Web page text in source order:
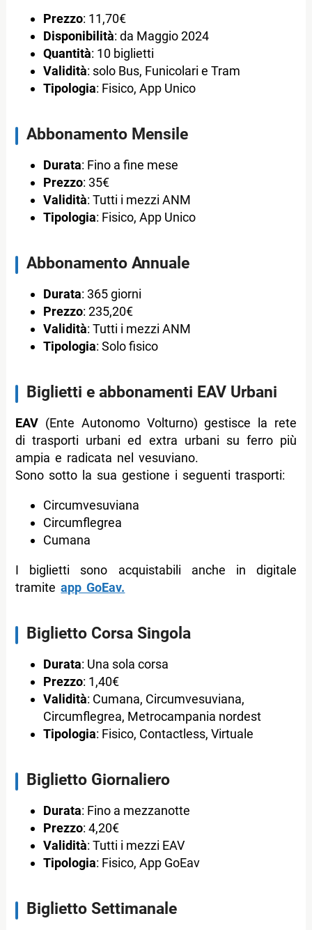
Prezzo: 11,70€
Disponibilità: da Maggio 2024
Quantità: 10 biglietti
Validità: solo Bus, Funicolari e Tram
Tipologia: Fisico, App Unico
Abbonamento Mensile
Durata: Fino a fine mese
Prezzo: 35€
Validità: Tutti i mezzi ANM
Tipologia: Fisico, App Unico
Abbonamento Annuale
Durata: 365 giorni
Prezzo: 235,20€
Validità: Tutti i mezzi ANM
Tipologia: Solo fisico
Biglietti e abbonamenti EAV Urbani
EAV (Ente Autonomo Volturno) gestisce la rete
di trasporti urbani ed extra urbani su ferro più
ampia e radicata nel vesuviano.
Sono sotto la sua gestione i seguenti trasporti:
Circumvesuviana
Circumflegrea
Cumana
I biglietti sono acquistabili anche in digitale
tramiteapp GoEav.
Biglietto Corsa Singola
Durata: Una sola corsa
Prezzo: 1,40€
Validità: Cumana, Circumvesuviana,
Circumflegrea, Metrocampania nordest
Tipologia: Fisico, Contactless, Virtuale
Biglietto Giornaliero
Durata: Fino a mezzanotte
Prezzo: 4,20€
Validità: Tutti i mezzi EAV
Tipologia: Fisico, App GoEav
Biglietto Settimanale